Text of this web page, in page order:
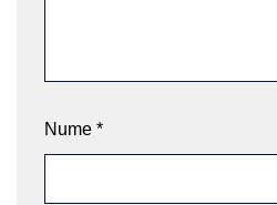
Nume *